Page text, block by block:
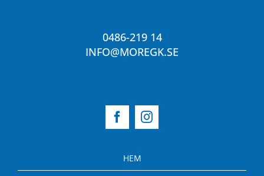
0486-219 14
INFO@MOREGK.SE
HEM